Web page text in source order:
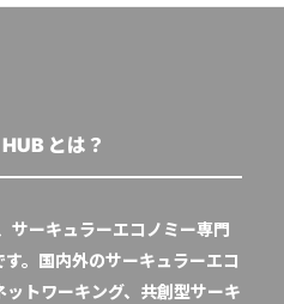
とは？
ーキュラーエコノミー専門
。国内外のサーキュラーエコ
トワーキング、共創型サーキ